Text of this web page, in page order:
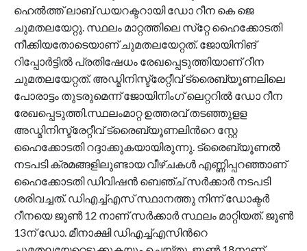
ഹെൽത്ത് ലാബ് ഡയറക്ടറായി ഡോ റീന കെ ജെ
ചുമതലയേറ്റു. സ്ഥലം മാറ്റത്തിലെ സ്‌റ്റേ ഹൈക്കോടതി
നീക്കിയതോടെയാണ് ചുമതലയേറ്റത്. ജോയിനിങ്
റിപ്പോർട്ടിൽ പ്രതിഷേധം രേഖപ്പെടുത്തിയാണ് റീന
ചുമതലയേറ്റത്. അഡ്മിനിസ്ട്രേറ്റീവ് ട്രൈബ്യൂണലിലെ
പോരാട്ടം തുടരുമെന്ന് ജോയിനിംഗ് ലെറ്ററിൽ ഡോ റീന
രേഖപ്പെടുത്തി.സ്ഥലംമാറ്റ ഉത്തരവ് തടഞ്ഞുളള
അഡ്മിനിസ്ട്രേറ്റീവ് ട്രൈബ്യൂണലിന്‍റെ സ്റ്റേ
ഹൈക്കോടതി റദ്ദാക്കുകയായിരുന്നു. ട്രൈബ്യൂണല്‍
നടപടി ക്രമങ്ങളിലുണ്ടായ വീഴ്ചകള്‍ എണ്ണിപ്പറഞ്ഞാണ്
ഹൈക്കോടതി ഡിവിഷന്‍ ബെഞ്ച് സര്‍ക്കാര്‍ നടപടി
ശരിവച്ചത്. ഡിഎച്ച്എസ് സ്ഥാനത്തു നിന്ന് ഡോക്ടര്‍
റീനയെ ജൂണ്‍ 12 നാണ് സര്‍ക്കാര്‍ സ്ഥലം മാറ്റിയത്. ജൂണ്‍
13ന് ഡോ. മീനാക്ഷി ഡിഎച്ച്എസിന്‍റെ